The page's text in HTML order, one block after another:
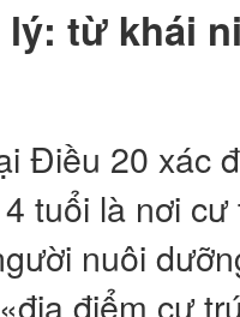
lý: từ khái
Điều 20 xác
tuổi là nơi
nuôi
điểm cư